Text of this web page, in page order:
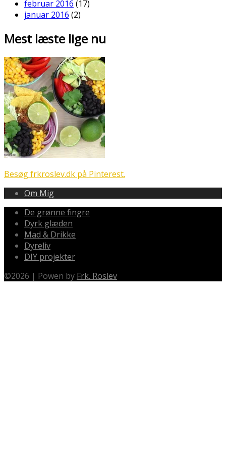
februar 2016 (17)
januar 2016 (2)
Mest læste lige nu
Besøg frkroslev.dk på Pinterest.
Om Mig
De grønne fingre
Dyrk glæden
Mad & Drikke
Dyreliv
DIY projekter
©2026 | Powen by Frk. Roslev